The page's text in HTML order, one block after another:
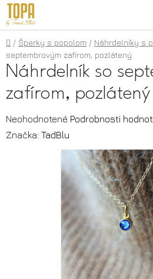
Prejsť
na
obsah
Domov
/ Šperky s popolom / Náhrdelníky s
septembrovým zafírom, pozlátený
Náhrdelník so
zafírom, pozlátený
Priemerné
hodnotenie
Neohodnotené Podrobnosti
Značka: TadBlu